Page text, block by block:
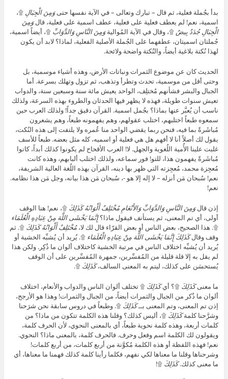
بدأ بجُملة فعلية، ثم قال – تبارك وتعالى – في الآية نفسها حتىوَمِنَ الْجِبَالِ ۩،
اسمية، نعم! لم يعطف فعلية على فعلية، عطف اسمية على فعلية، قالوَمِنَ
الْجِبَالِ جُدَدٌ بِيضٌ ۩، وقال في الآية المُواليةوَمِنَ النَّاسِ وَالدَّوَابِّ ۩، أيضاً اسمية،
جُملتان اسميتان، عطفهما على الجُملة الأصلية الفعلية، لماذا؟ لابد أن يكون
لهذا نُكتة بلاغية أيضاً، والنُكتة واضحة ولائحة.
الحديث كان عن موضوع الثمرات ونباتات الأرض، وهذه أشياء موسمية، بل
وحتى أقل من موسمية، تحدث وتطرأ وتذهب، ثم تزول وتهلك بسرعة. أما
الجبال والبشر فشأنهم مُختلِف، الواحد يعيش مائة سنة وسبعين سنة، والدواب
تعيش سنوات طويلة، فهذه لا يظهر فيها الحدثان والطروء بهذه السرعة، ولذلك
ناسب أن يُعبَّر عنها بماذا؟ بجُمل اسمية. القرآن دقيق جداً! ولذلك العرب حين
سمعوه طبعاً اختلبهم، اختلب عقولهم، وهم يفهمونه طبعاً، وهم يشعرون
مُباشَرةً بما فيه، فنحن ربما يقضي الواحد منا عُمره ولا يلتفت إلى هذه النُكت،
يقول لك أصلاً أنا لا أفهم هل هي فعلية أو اسميه، كله مثل بعضه. طبعاً للأسف
غلبت علينا الأُمية اللُغوية والجهل. لا! العرب الأقحاح لم يكونوا كذلك أبداً، كانوا
مُباشَرةً يفهمون هذا، للتو! فور سماعه، ولذلك اختلب ألبابهم، وهذه كانت
مُعجِزة محمد، مُعجِزته التي ظهر بها دينه، القرآن بهذه اللُغة العالية الشريفة،
نعم! سُبحان مَن أنزله – لا إله إلا هو -، سُبحان مَن هذا بيانه، وجل مَن هذا نظامه.
نعم!
إذن قالوَمِنَ النَّاسِ وَالدَّوَابِّ وَالأَنْعَامِ مُخْتَلِفٌ أَلْوَانُهُ كَذَلِكَ ۩، نعم! هنا الوقف
أولى، أي تم المعنى، ثم يستأنف فيقول ماذا؟إِنَّمَا يَخْشَى اللَّهَ مِنْ عِبَادِهِ الْعُلَمَاء
۩. هذا الصحيح، بعض الناس أو بعض القرّاء قال لك لا،مُخْتَلِفٌ أَلْوَانُهُ كَذَلِكَ ۩. ثم
وقف وقالكَذَلِكَ إِنَّمَا يَخْشَى اللَّهَ مِنْ عِبَادِهِ الْعُلَمَاء ۩. يُريد أن يُشبِّه الخشية أو
يُريد أن يُشبِّه اختلاف الناس في مرتبة الخشية كاختلاف ألوان ما ذُكِر. ولكن هذا
لم يقل به إلا قلة قليلة من المُفسِّرين، جمهرة المُفسِّرين على أن الوقف
يُستحسَن على كذلك، ليتم به المعنى السالف،كَذَلِكَ ۩.
ما معنىكَذَلِكَ ۩؟ أيكَذَلِكَ ۩ تختلف ألوان الناس والدواب والأنعام، اختلاف
ألوان ما ذُكر من الجبال والثمرات أيضاً، من الجبال والثمرات! وهذا هو الأرجح،
إذن تم المعنى، وتم المعنى بــكَذَلِكَ ۩. وطبعاً في دروس سابقة نحن شرَحنا
وشرَّحنا كلمةكَذَلِكَ ۩، أليس كذلك؟ وقلنا هذه الكلمة تتكون من ماذا؟ من
كلمات أربعة، وهذه كلمة نحوية طبعاً، أي بالمعنى النحوي، لأن الحرف كلمة،
ويقولون لك الكلمة اسم وفعل وحرف. فالحرف كلمة، بالمعنى ماذا؟ النحوي.
نعم! فهذه اللفظة أو هذه الكلمة مُكوَّنة من أربع كلمات، من أربع كلمات!
وشرحناها وقلنا ما معناها لكي نفهم، فكلما رأينا كلمة كذلك فهمنا ما معناها، أي
ما معنى كذلك.كَذَلِكَ ۩!